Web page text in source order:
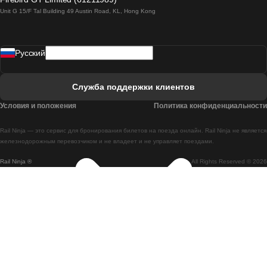
Поезд Лиссабон - Мадрид
Поезд Лиссабон - Брага
Поезд Брага - Лиссабон
Unit G 15/F Tal Building 49 Austin Road, KL, Hong Kong
Rail Ninja ® All Rights Reserved © 2026
Rail Ninja — это сервис для бронирования билетов на поезда онлайн. Rail Ninja не является
железнодорожным перевозчиком и не владеет и не управляет поездами.
Pусский
Служба поддержки клиентов
Условия и положения Политика конфиденциальности